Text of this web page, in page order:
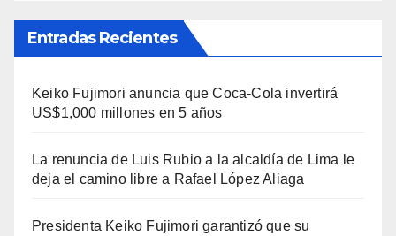
Entradas Recientes
Keiko Fujimori anuncia que Coca-Cola invertirá
US$1,000 millones en 5 años
La renuncia de Luis Rubio a la alcaldía de Lima le
deja el camino libre a Rafael López Aliaga
Presidenta Keiko Fujimori garantizó que su